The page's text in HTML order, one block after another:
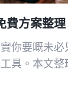
費方案整
你要嘅未必
具。本文整